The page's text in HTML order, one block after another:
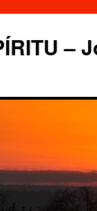
–